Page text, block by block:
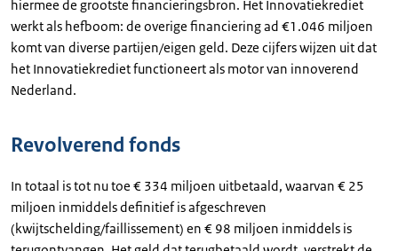
hiermee de grootste financieringsbron. Het Innovatiekrediet
werkt als hefboom: de overige financiering ad €1.046 miljoen
komt van diverse partijen/eigen geld. Deze cijfers wijzen uit dat
het Innovatiekrediet functioneert als motor van innoverend
Nederland.
Revolverend fonds
In totaal is tot nu toe € 334 miljoen uitbetaald, waarvan € 25
miljoen inmiddels definitief is afgeschreven
(kwijtschelding/faillissement) en € 98 miljoen inmiddels is